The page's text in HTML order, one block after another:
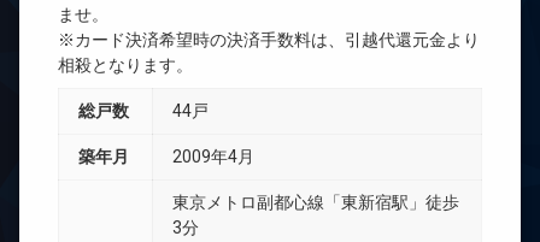
ませ。
※カード決済希望時の決済手数料は、引越代還元金より
相殺となります。
総戸数 44戸
築年月 2009年4月
東京メトロ副都心線「東新宿駅」徒歩
3分